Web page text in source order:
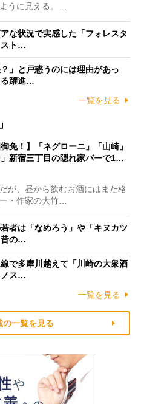
うに見える。…
な状況で実感した「フォレスタ
スト…
」と戸惑うのには理由があっ
躍進…
一覧を見る
免！】「ネグローニ」「山崎」
」新宿三丁目の隠れ家バーで1…
が、昼から飲むお酒にはまた格
・作家の大竹…
者は「なめろう」や「キヌカツ
昔の…
で多摩川越えて「川崎の大衆酒
ノス…
一覧を見る
の一覧を見る